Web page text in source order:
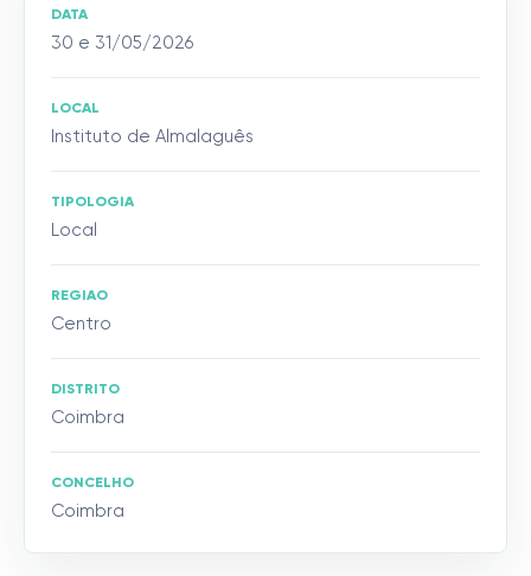
DATA
30 e 31/05/2026
LOCAL
Instituto de Almalaguês
TIPOLOGIA
Local
REGIAO
Centro
DISTRITO
Coimbra
CONCELHO
Coimbra